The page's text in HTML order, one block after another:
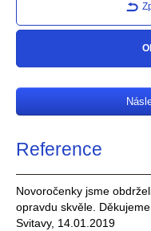
Reference
Novoročenky jsme
opravdu skvěle. Děkujeme.
Svitavy, 14.01.2019